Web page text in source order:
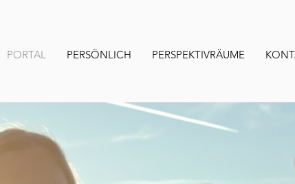
PORTAL PERSÖNLICH PERSPEKTIVRÄUME